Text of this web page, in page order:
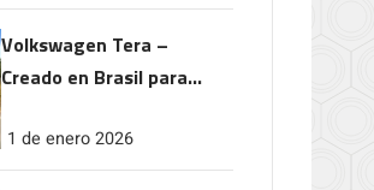
Volkswagen Tera –
Creado en Brasil para
1 de enero 2026